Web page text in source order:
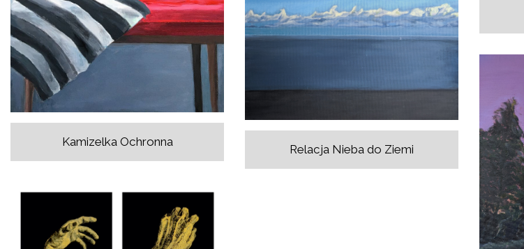
Kamizelka Ochronna
Relacja Nieba do Ziemi